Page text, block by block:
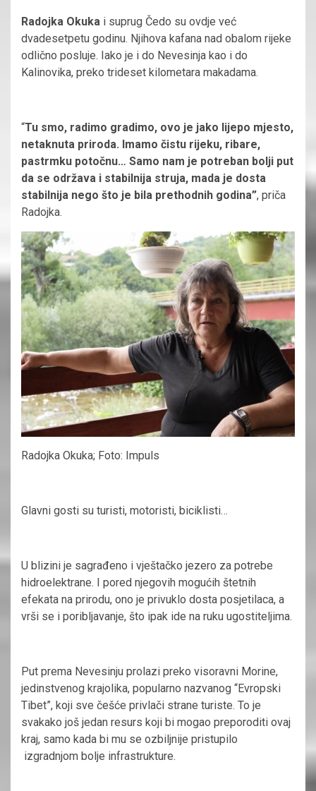
Radojka Okuka i suprug Čedo su ovdje već
dvadesetpetu godinu. Njihova kafana nad obalom rijeke
odlično posluje. Iako je i do Nevesinja kao i do
Kalinovika, preko trideset kilometara makadama.
“Tu smo, radimo gradimo, ovo je jako lijepo mjesto,
netaknuta priroda. Imamo čistu rijeku, ribare,
pastrmku potočnu… Samo nam je potreban bolji put
da se održava i stabilnija struja, mada je dosta
stabilnija nego što je bila prethodnih godina”, priča
Radojka.
Radojka Okuka; Foto: Impuls
Glavni gosti su turisti, motoristi, biciklisti…
U blizini je sagrađeno i vještačko jezero za potrebe
hidroelektrane. I pored njegovih mogućih štetnih
efekata na prirodu, ono je privuklo dosta posjetilaca, a
vrši se i poribljavanje, što ipak ide na ruku ugostiteljima.
Put prema Nevesinju prolazi preko visoravni Morine,
jedinstvenog krajolika, popularno nazvanog “Evropski
Tibet”, koji sve češće privlači strane turiste. To je
svakako još jedan resurs koji bi mogao preporoditi ovaj
kraj, samo kada bi mu se ozbiljnije pristupilo
izgradnjom bolje infrastrukture.